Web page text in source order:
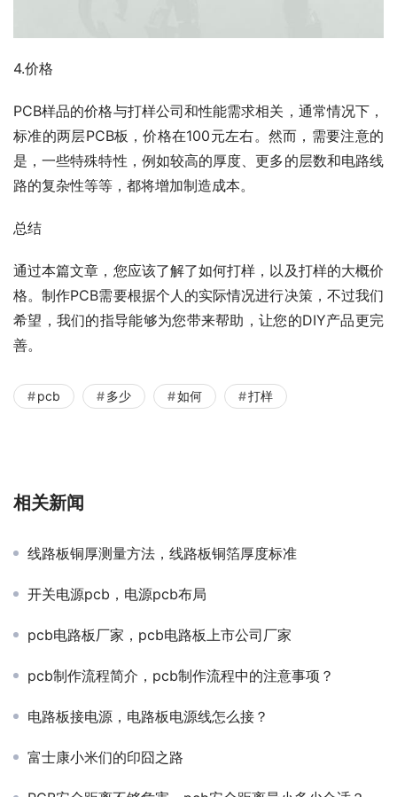
4.价格
PCB样品的价格与打样公司和性能需求相关，通常情况下，
标准的两层PCB板，价格在100元左右。然而，需要注意的
是，一些特殊特性，例如较高的厚度、更多的层数和电路线
路的复杂性等等，都将增加制造成本。
总结
通过本篇文章，您应该了解了如何打样，以及打样的大概价
格。制作PCB需要根据个人的实际情况进行决策，不过我们
希望，我们的指导能够为您带来帮助，让您的DIY产品更完
善。
pcb 多少 如何 打样
相关新闻
线路板铜厚测量方法，线路板铜箔厚度标准
开关电源pcb，电源pcb布局
pcb电路板厂家，pcb电路板上市公司厂家
pcb制作流程简介，pcb制作流程中的注意事项？
电路板接电源，电路板电源线怎么接？
富士康小米们的印囧之路